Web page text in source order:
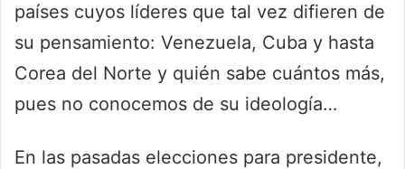
países cuyos líderes que tal vez difieren de
su pensamiento: Venezuela, Cuba y hasta
Corea del Norte y quién sabe cuántos más,
pues no conocemos de su ideología…
En las pasadas elecciones para presidente,